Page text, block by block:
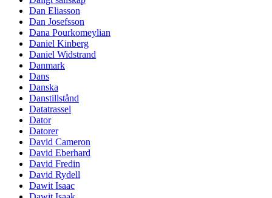
Dan Eliasson
Dan Josefsson
Dana Pourkomeylian
Daniel Kinberg
Daniel Widstrand
Danmark
Dans
Danska
Danstillstånd
Datatrassel
Dator
Datorer
David Cameron
David Eberhard
David Fredin
David Rydell
Dawit Isaac